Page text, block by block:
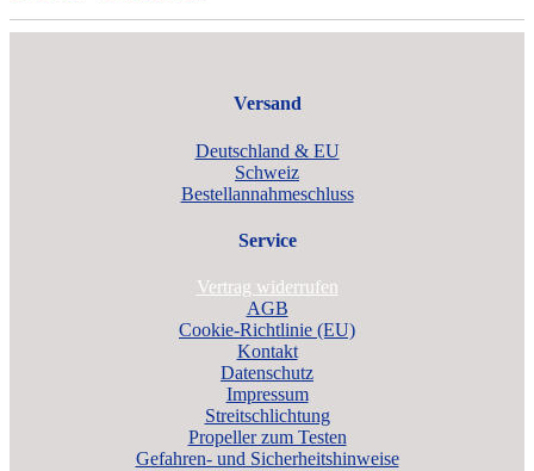
Versand
Deutschland & EU
Schweiz
Bestellannahmeschluss
Service
Vertrag widerrufen
AGB
Cookie-Richtlinie (EU)
Kontakt
Datenschutz
Impressum
Streitschlichtung
Propeller zum Testen
Gefahren- und Sicherheitshinweise